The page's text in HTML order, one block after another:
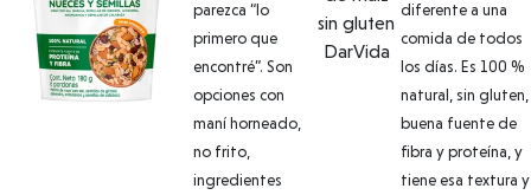
parezca “lo
primero que
encontré”. Son
opciones con
maní horneado,
no frito,
ingredientes
diferente a una
comida de todos
los días. Es 100 %
natural, sin gluten,
buena fuente de
fibra y proteína, y
tiene esa textura y